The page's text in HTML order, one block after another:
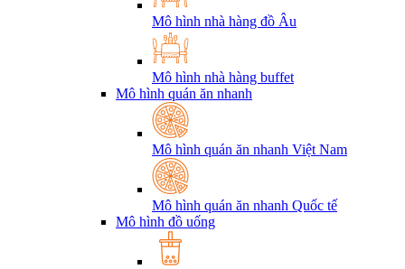
Mô hình nhà hàng đồ Âu
Mô hình nhà hàng buffet
Mô hình quán ăn nhanh
Mô hình quán ăn nhanh Việt Nam
Mô hình quán ăn nhanh Quốc tế
Mô hình đồ uống